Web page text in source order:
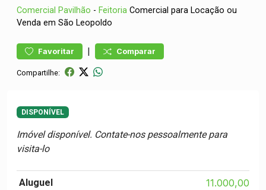
Comercial Pavilhão - Feitoria Comercial para Locação ou
Venda em São Leopoldo
Favoritar | Comparar
Compartilhe:
DISPONÍVEL
Imóvel disponível. Contate-nos pessoalmente para
visita-lo
Aluguel 11.000,00